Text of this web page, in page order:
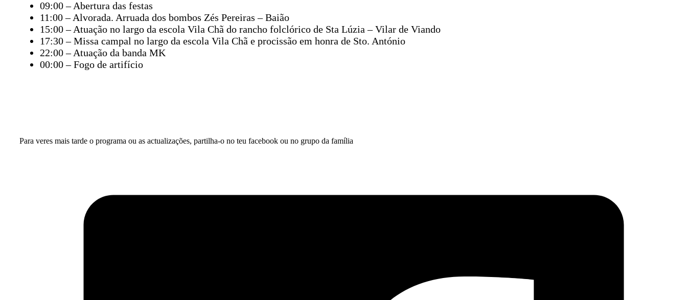
09:00 – Abertura das festas
11:00 – Alvorada. Arruada dos bombos Zés Pereiras – Baião
15:00 – Atuação no largo da escola Vila Chã do rancho folclórico de Sta Lúzia – Vilar de Viando
17:30 – Missa campal no largo da escola Vila Chã e procissão em honra de Sto. António
22:00 – Atuação da banda MK
00:00 – Fogo de artifício
Para veres mais tarde o programa ou as actualizações, partilha-o no teu facebook ou no grupo da família